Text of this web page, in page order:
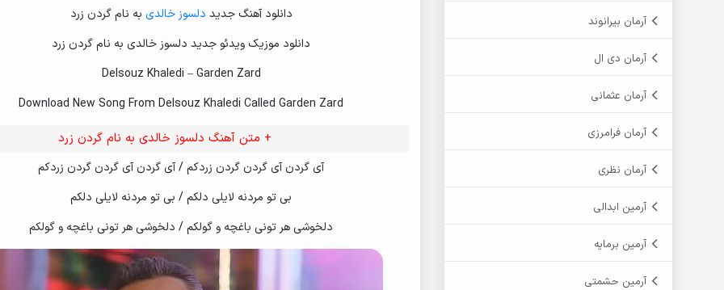
آرمان بیرانوند
آرمان دی ال
آرمان عثمانی
آرمان فرامرزی
آرمان نظری
آرمین ابدالی
آرمین برمایه
آرمین حشمتی
Khaledi - Delem Tanga (Consert Marivan)
Khaledi - Garyan o Shad (Consert Marivan) %5BKord-Music.net%5D
Khaledi - Garyan o Shad (Consert Marivan)
Khaledi - Majlesi (Consert Marivan) %5BKord-Music.net%5D
Khaledi - Majlesi (Consert Marivan)
Amini Delsouz Khaledi - Bakhavan (Consert Marivan)
Amini - Hawar (Consert Marivan) %5BKord-Music.net%5D
دانلود آهنگ جدید دلسوز خالدی به نام گردن زرد
دانلود موزیک ویدئو جدید دلسوز خالدی به نام گردن زرد
Delsouz Khaledi – Garden Zard
Download New Song From Delsouz Khaledi Called Garden Zard
+ متن آهنگ دلسوز خالدی به نام گردن زرد
آی گردن آی گردن گردن زردکم / آی گردن آی گردن گردن زردکم
بی تو مردنه لایلی دلکم / بی تو مردنه لایلی دلکم
دلخوشی هر تونی باغچه و گولکم / دلخوشی هر تونی باغچه و گولکم